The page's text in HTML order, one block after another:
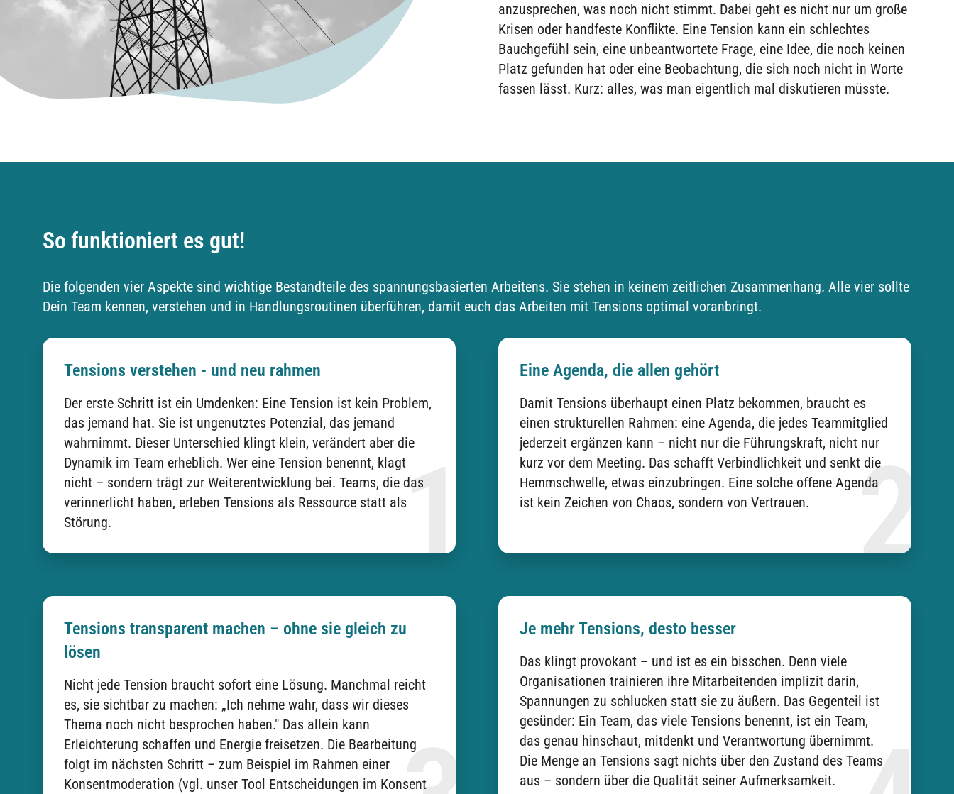
anzusprechen, was noch nicht stimmt. Dabei geht es nicht nur um große
Krisen oder handfeste Konflikte. Eine Tension kann ein schlechtes
Bauchgefühl sein, eine unbeantwortete Frage, eine Idee, die noch keinen
Platz gefunden hat oder eine Beobachtung, die sich noch nicht in Worte
fassen lässt. Kurz: alles, was man eigentlich mal diskutieren müsste.
So funktioniert es gut!
Die folgenden vier Aspekte sind wichtige Bestandteile des spannungsbasierten Arbeitens. Sie stehen in keinem zeitlichen Zusammenhang. Alle vier sollte
Dein Team kennen, verstehen und in Handlungsroutinen überführen, damit euch das Arbeiten mit Tensions optimal voranbringt.
Tensions verstehen - und neu rahmen
Der erste Schritt ist ein Umdenken: Eine Tension ist kein Problem,
das jemand hat. Sie ist ungenutztes Potenzial, das jemand
wahrnimmt. Dieser Unterschied klingt klein, verändert aber die
Dynamik im Team erheblich. Wer eine Tension benennt, klagt
nicht – sondern trägt zur Weiterentwicklung bei. Teams, die das
verinnerlicht haben, erleben Tensions als Ressource statt als
Störung.
Eine Agenda, die allen gehört
Damit Tensions überhaupt einen Platz bekommen, braucht es
einen strukturellen Rahmen: eine Agenda, die jedes Teammitglied
jederzeit ergänzen kann – nicht nur die Führungskraft, nicht nur
kurz vor dem Meeting. Das schafft Verbindlichkeit und senkt die
Hemmschwelle, etwas einzubringen. Eine solche offene Agenda
ist kein Zeichen von Chaos, sondern von Vertrauen.
Tensions transparent machen – ohne sie gleich zu
lösen
Nicht jede Tension braucht sofort eine Lösung. Manchmal reicht
es, sie sichtbar zu machen: „Ich nehme wahr, dass wir dieses
Thema noch nicht besprochen haben." Das allein kann
Erleichterung schaffen und Energie freisetzen. Die Bearbeitung
folgt im nächsten Schritt – zum Beispiel im Rahmen einer
Konsentmoderation (vgl. unser Tool Entscheidungen im Konsent
Je mehr Tensions, desto besser
Das klingt provokant – und ist es ein bisschen. Denn viele
Organisationen trainieren ihre Mitarbeitenden implizit darin,
Spannungen zu schlucken statt sie zu äußern. Das Gegenteil ist
gesünder: Ein Team, das viele Tensions benennt, ist ein Team,
das genau hinschaut, mitdenkt und Verantwortung übernimmt.
Die Menge an Tensions sagt nichts über den Zustand des Teams
aus – sondern über die Qualität seiner Aufmerksamkeit.